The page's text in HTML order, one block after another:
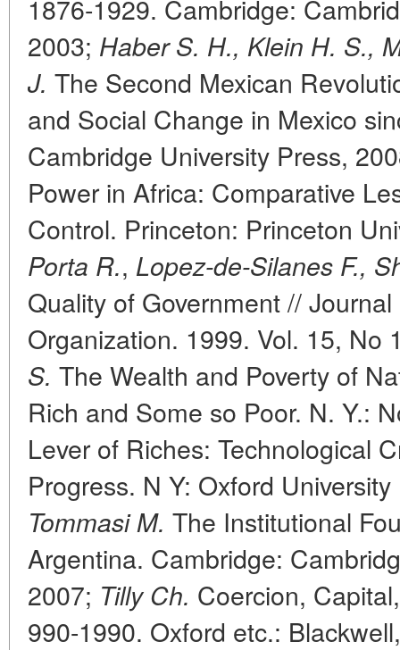
1876-1929. Cambridge:
2003; Haber S. H., Klein H. S.,
J. The Second Mexican
and Social Change in Mexico
Cambridge University Press,
Power in Africa: Comparative
Control. Princeton: Princeton
Porta R., Lopez-de-Silanes F.,
Quality of Government //
Organization. 1999. Vol. 15, No
S. The Wealth and Poverty of
Rich and Some so Poor. N. Y.:
Lever of Riches: Technological
Progress. N Y: Oxford
Tommasi M. The Institutional
Argentina. Cambridge:
2007; Tilly Ch. Coercion,
990-1990. Oxford etc.: